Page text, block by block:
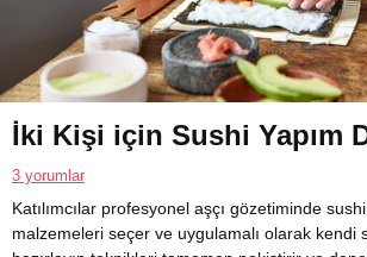
İki Kişi için Sushi Yapım
3 yorumlar
Katılımcılar profesyonel aşçı gözetiminde sushi
malzemeleri seçer ve uygulamalı olarak kendi